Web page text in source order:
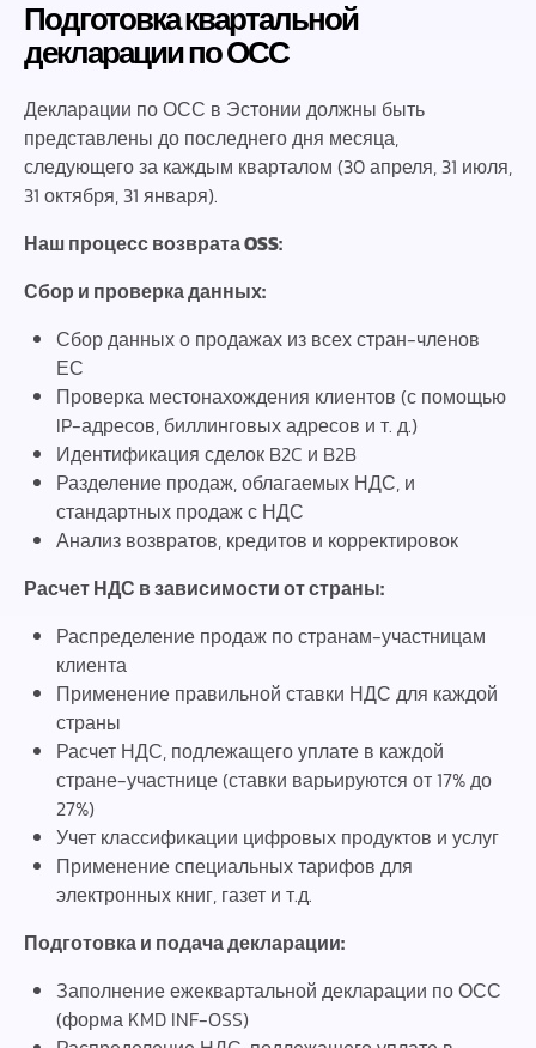
Подготовка квартальной
декларации по ОСС
Декларации по ОСС в Эстонии должны быть
представлены до последнего дня месяца,
следующего за каждым кварталом (30 апреля, 31 июля,
31 октября, 31 января).
Наш процесс возврата OSS:
Сбор и проверка данных:
Сбор данных о продажах из всех стран-членов
ЕС
Проверка местонахождения клиентов (с помощью
IP-адресов, биллинговых адресов и т. д.)
Идентификация сделок B2C и B2B
Разделение продаж, облагаемых НДС, и
стандартных продаж с НДС
Анализ возвратов, кредитов и корректировок
Расчет НДС в зависимости от страны:
Распределение продаж по странам-участницам
клиента
Применение правильной ставки НДС для каждой
страны
Расчет НДС, подлежащего уплате в каждой
стране-участнице (ставки варьируются от 17% до
27%)
Учет классификации цифровых продуктов и услуг
Применение специальных тарифов для
электронных книг, газет и т.д.
Подготовка и подача декларации:
Заполнение ежеквартальной декларации по ОСС
(форма KMD INF-OSS)